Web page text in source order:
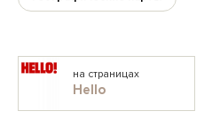
на страницах
Hello